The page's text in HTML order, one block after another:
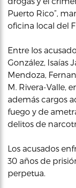
Puerto Rico”,
oficina local del
Entre los
González, Isaías
Mendoza,
M. Rivera-Valle,
además cargos
fuego y de
delitos de
Los acusados
30 años de
perpetua.